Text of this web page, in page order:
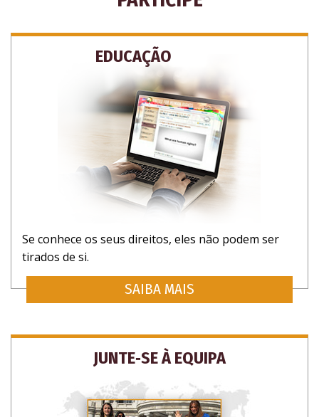
ATUALIZAÇÕES E MANEIRAS DE AJUDAR
NÃO OBRIGADO
EDUCAÇÃO
Se conhece os seus direitos, eles não podem ser
tirados de si.
SAIBA MAIS
JUNTE‑SE À EQUIPA